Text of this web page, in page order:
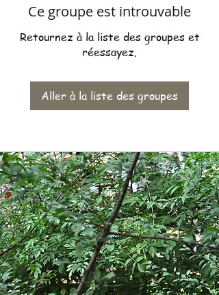
Ce groupe est introuvable
Retournez à la liste des groupes et
réessayez.
Aller à la liste des groupes